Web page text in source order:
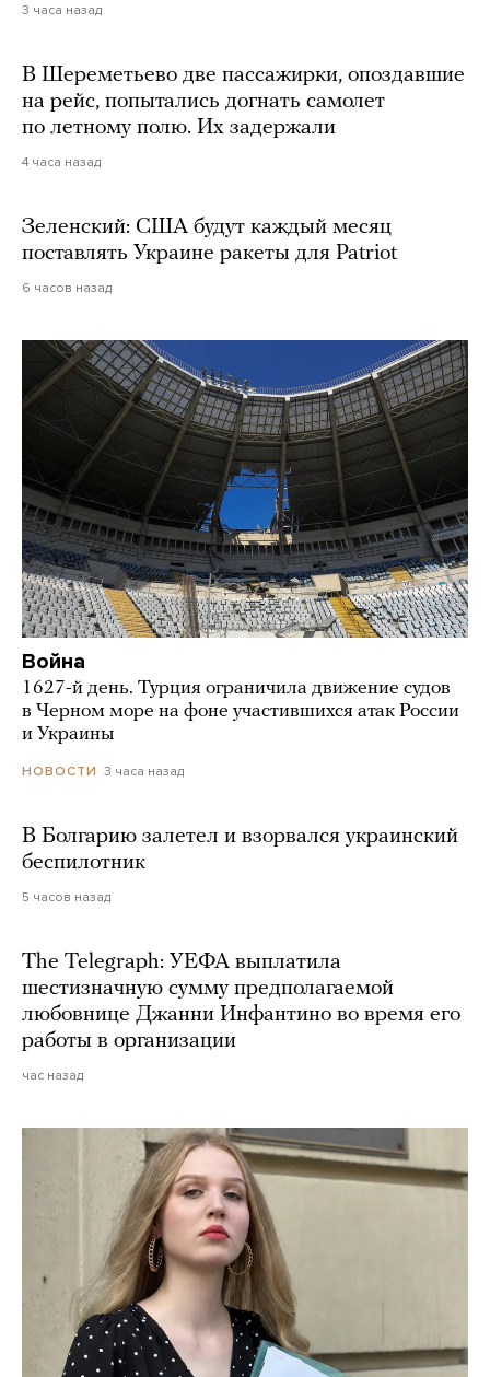
3 часа назад
В Шереметьево две пассажирки, опоздавшие
на рейс, попытались догнать самолет
по летному полю. Их задержали
4 часа назад
Зеленский: США будут каждый месяц
поставлять Украине ракеты для Patriot
6 часов назад
Война
1627-й день. Турция ограничила движение судов
в Черном море на фоне участившихся атак России
и Украины
НОВОСТИ 3 часа назад
В Болгарию залетел и взорвался украинский
беспилотник
5 часов назад
The Telegraph: УЕФА выплатила
шестизначную сумму предполагаемой
любовнице Джанни Инфантино во время его
работы в организации
час назад